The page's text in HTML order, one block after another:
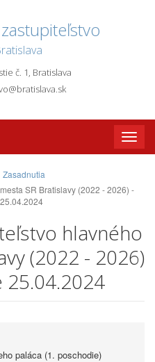
č. 1, Bratislava
Toggle
Zasadnutia
SR Bratislavy (2022 - 2026) -
hlavného
(2022 - 2026)
25.04.2024
paláca (1. poschodie)